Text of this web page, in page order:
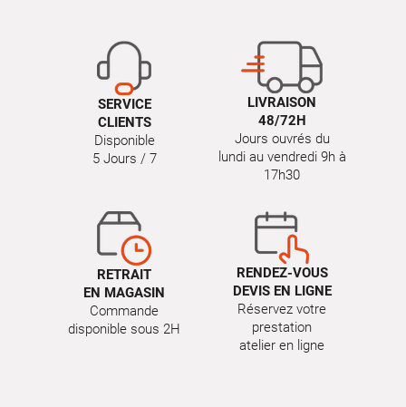
SERVICE
CLIENTS
Disponible
5 Jours / 7
LIVRAISON
48/72H
Jours ouvrés du
lundi au vendredi 9h à
17h30
RETRAIT
EN MAGASIN
Commande
disponible sous 2H
RENDEZ-VOUS
DEVIS EN LIGNE
Réservez votre
prestation
atelier en ligne